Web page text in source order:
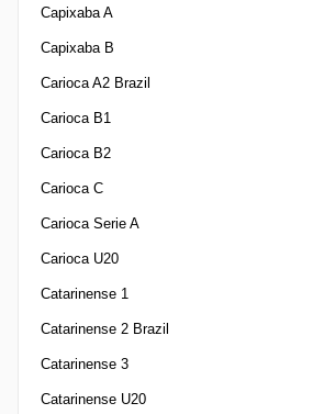
Capixaba A
Capixaba B
Carioca A2 Brazil
Carioca B1
Carioca B2
Carioca C
Carioca Serie A
Carioca U20
Catarinense 1
Catarinense 2 Brazil
Catarinense 3
Catarinense U20